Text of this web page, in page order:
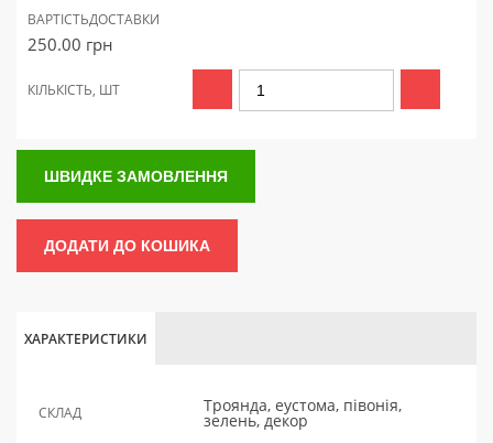
ВАРТІСТЬДОСТАВКИ
250.00 грн
КІЛЬКІСТЬ, ШТ
ШВИДКЕ ЗАМОВЛЕННЯ
ДОДАТИ ДО КОШИКА
ХАРАКТЕРИСТИКИ
СКЛАД Троянда, еустома, півонія,
зелень, декор